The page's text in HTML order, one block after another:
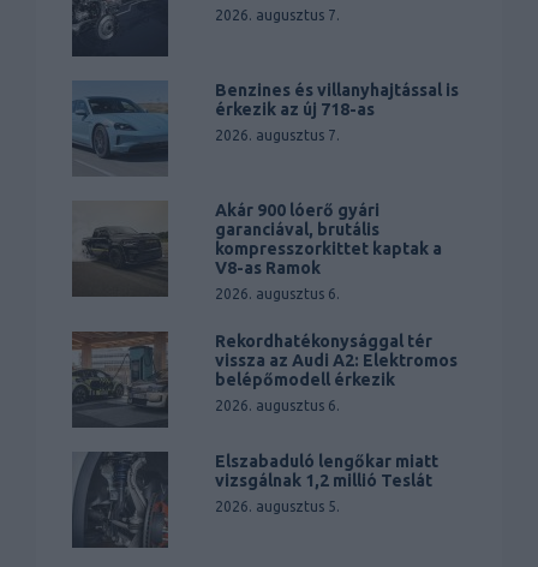
2026. augusztus 7.
Benzines és villanyhajtással is
érkezik az új 718-as
2026. augusztus 7.
Akár 900 lóerő gyári
garanciával, brutális
kompresszorkittet kaptak a
V8-as Ramok
2026. augusztus 6.
Rekordhatékonysággal tér
vissza az Audi A2: Elektromos
belépőmodell érkezik
2026. augusztus 6.
Elszabaduló lengőkar miatt
vizsgálnak 1,2 millió Teslát
2026. augusztus 5.